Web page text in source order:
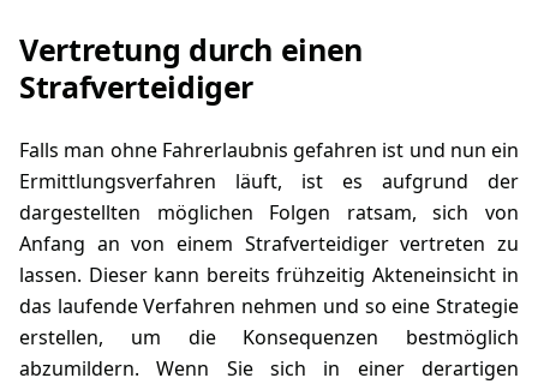
Vertretung durch einen
Strafverteidiger
Falls man ohne Fahrerlaubnis gefahren ist und nun ein
Ermittlungsverfahren läuft, ist es aufgrund der
dargestellten möglichen Folgen ratsam, sich von
Anfang an von einem Strafverteidigervertreten zu
lassen. Dieser kann bereits frühzeitig Akteneinsicht in
das laufende Verfahren nehmen und so eine Strategie
erstellen, um die Konsequenzen bestmöglich
abzumildern. Wenn Sie sich in einer derartigen